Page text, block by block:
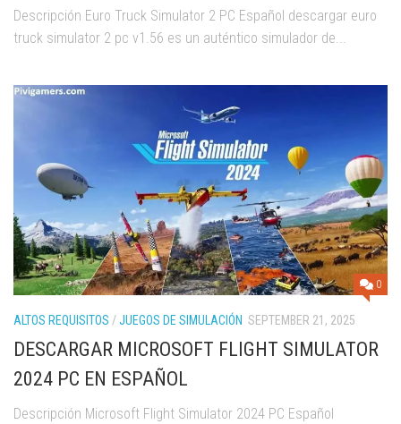
Descripción Euro Truck Simulator 2 PC Español descargar euro
truck simulator 2 pc v1.56 es un auténtico simulador de...
0
ALTOS REQUISITOS /JUEGOS DE SIMULACIÓN SEPTEMBER 21, 2025
DESCARGAR MICROSOFT FLIGHT SIMULATOR
2024 PC EN ESPAÑOL
Descripción Microsoft Flight Simulator 2024 PC Español